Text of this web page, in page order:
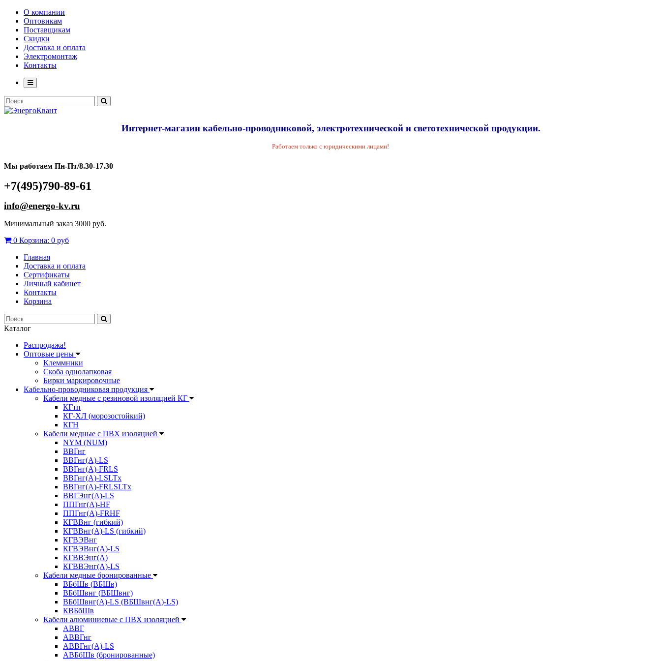
О компании
Оптовикам
Поставщикам
Скидки
Доставка и оплата
Электромонтаж
Контакты
Интернет-магазин кабельно-проводниковой, электротехнической и светотехнической продукции.
Работаем только с юридическими лицами!
Мы работаем Пн-Пт/8.30-17.30
+7(495)790-89-61
info@energo-kv.ru
Минимальный заказ 3000 руб.
0 Корзина: 0 руб
Главная
Доставка и оплата
Сертификаты
Личный кабинет
Контакты
Корзина
Каталог
Распродажа!
Оптовые цены
Клеммники
Скоба однолапковая
Бирки маркировочные
Кабельно-проводниковая продукция
Кабели медные с резиновой изоляцией КГ
КГтп
КГ-ХЛ (морозостойкий)
КГН
Кабели медные с ПВХ изоляцией
NYM (NUM)
ВВГнг
ВВГнг(А)-LS
ВВГнг(А)-FRLS
ВВГнг(A)-LSLTx
ВВГнг(A)-FRLSLTx
ВВГЭнг(А)-LS
ППГнг(А)-HF
ППГнг(А)-FRHF
КГВВнг (гибкий)
КГВВнг(А)-LS (гибкий)
КГВЭВнг
КГВЭВнг(А)-LS
КГВВЭнг(А)
КГВВЭнг(А)-LS
Кабели медные бронированные
ВБбШв (ВБШв)
ВБбШвнг (ВБШвнг)
ВБбШвнг(А)-LS (ВБШвнг(А)-LS)
КВБбШв
Кабели алюминиевые с ПВХ изоляцией
АВВГ
АВВГнг
АВВГнг(А)-LS
АВБбШв (бронированные)